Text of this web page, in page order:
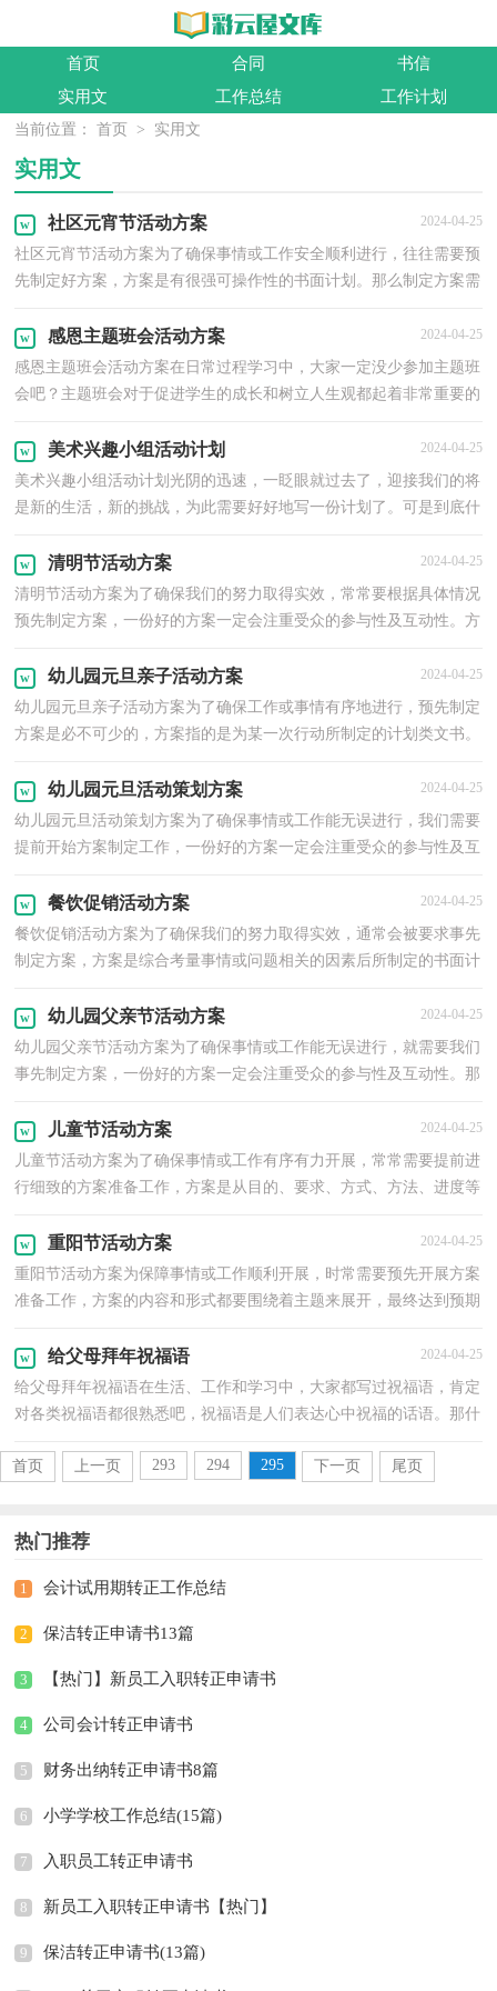
首页 合同
书信
实用文
工作总结 工作计划
当前位置： 首页 > 实用文
实用文
社区元宵节活动方案 2024-04-25
社区元宵节活动方案为了确保事情或工作安全顺利进行，往往需要预
先制定好方案，方案是有很强可操作性的书面计划。那么制定方案需
感恩主题班会活动方案 2024-04-25
感恩主题班会活动方案在日常过程学习中，大家一定没少参加主题班
会吧？主题班会对于促进学生的成长和树立人生观都起着非常重要的
美术兴趣小组活动计划 2024-04-25
美术兴趣小组活动计划光阴的迅速，一眨眼就过去了，迎接我们的将
是新的生活，新的挑战，为此需要好好地写一份计划了。可是到底什
清明节活动方案 2024-04-25
清明节活动方案为了确保我们的努力取得实效，常常要根据具体情况
预先制定方案，一份好的方案一定会注重受众的参与性及互动性。方
幼儿园元旦亲子活动方案 2024-04-25
幼儿园元旦亲子活动方案为了确保工作或事情有序地进行，预先制定
方案是必不可少的，方案指的是为某一次行动所制定的计划类文书。
幼儿园元旦活动策划方案 2024-04-25
幼儿园元旦活动策划方案为了确保事情或工作能无误进行，我们需要
提前开始方案制定工作，一份好的方案一定会注重受众的参与性及互
餐饮促销活动方案 2024-04-25
餐饮促销活动方案为了确保我们的努力取得实效，通常会被要求事先
制定方案，方案是综合考量事情或问题相关的因素后所制定的书面计
幼儿园父亲节活动方案 2024-04-25
幼儿园父亲节活动方案为了确保事情或工作能无误进行，就需要我们
事先制定方案，一份好的方案一定会注重受众的参与性及互动性。那
儿童节活动方案 2024-04-25
儿童节活动方案为了确保事情或工作有序有力开展，常常需要提前进
行细致的方案准备工作，方案是从目的、要求、方式、方法、进度等
重阳节活动方案 2024-04-25
重阳节活动方案为保障事情或工作顺利开展，时常需要预先开展方案
准备工作，方案的内容和形式都要围绕着主题来展开，最终达到预期
给父母拜年祝福语 2024-04-25
给父母拜年祝福语在生活、工作和学习中，大家都写过祝福语，肯定
对各类祝福语都很熟悉吧，祝福语是人们表达心中祝福的话语。那什
首页
上一页 293 294 295 下一页 尾页
热门推荐
1 会计试用期转正工作总结
2 保洁转正申请书13篇
3 【热门】新员工入职转正申请书
4 公司会计转正申请书
5 财务出纳转正申请书8篇
6 小学学校工作总结(15篇)
7 入职员工转正申请书
8 新员工入职转正申请书【热门】
9 保洁转正申请书(13篇)